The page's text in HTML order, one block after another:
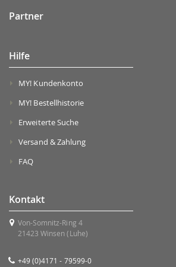
Partner
Hilfe
MY! Kundenkonto
MY! Bestellhistorie
Erweiterte Suche
Versand & Zahlung
FAQ
Kontakt
Von-Somnitz-Ring 4
21423 Winsen (Luhe)
+49 (0)4171 - 79599-0